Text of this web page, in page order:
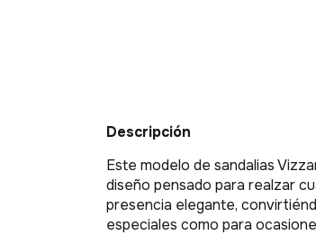
Descripción
Este modelo de sandalias
diseño pensado para realzar
presencia elegante,
especiales como para